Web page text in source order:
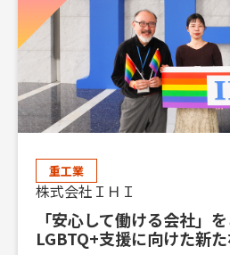
重工業
株式会社ＩＨＩ
「安心して働ける会社」
LGBTQ+支援に向けた新